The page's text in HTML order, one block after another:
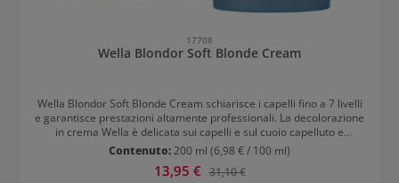
17708
Wella Blondor Soft Blonde Cream
Wella Blondor Soft Blonde Cream schiarisce i capelli fino a 7 livelli
e garantisce prestazioni altamente professionali. La decolorazione
in crema Wella è delicata sui capelli e sul cuoio capelluto e
previene le rotture dei capelli. I lipidi che rivestano ogni singolo
capello sigillano l’idratazione all’interno della fibra capillare. La
formulazione extra delicata permette un utilizzo sicuro sulle radici
Contenuto:200 ml (6,98 € / 100 ml)
Prezzo di vendita:
13,95 € Prezzo normale:
31,10 €